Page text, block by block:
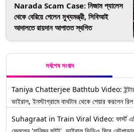
Narada Scam Case: নিজাম প্যালেস
থেকে বেরিয়ে গেলেন মুখ্যমন্ত্রী, সিবিআই
আদালতে রায়দান আপাতত স্থগিত
সর্বশেষ সংবাদ
Taniya Chatterjee Bathtub Video: ইন্টারনেটে
ভাইরাল, ইনস্টাগ্রামে বাথটাব থেকে শেয়ার করলেন রিল
Suhagraat in Train Viral Video: ফার্স্ট এসি